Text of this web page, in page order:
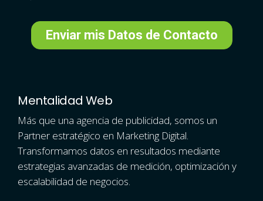
Mentalidad Web
Más que una agencia de publicidad, somos un
Partner estratégico en Marketing Digital.
Transformamos datos en resultados mediante
estrategias avanzadas de medición, optimización y
escalabilidad de negocios.